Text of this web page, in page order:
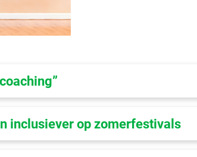
inclusiever op zomerfestivals